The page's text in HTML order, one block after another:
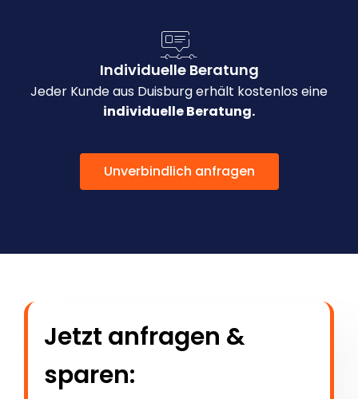
Individuelle Beratung
Jeder Kunde aus Duisburg erhält kostenlos eine
individuelle Beratung.
Unverbindlich anfragen
Jetzt anfragen &
sparen: